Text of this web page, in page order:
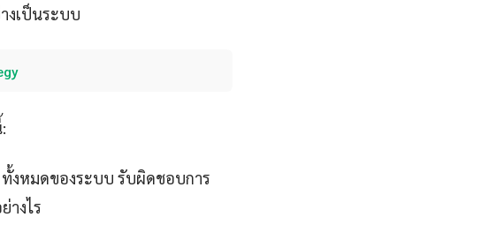
งเป็นระบบ
งหมดของระบบ รับผิดชอบการ
างไร